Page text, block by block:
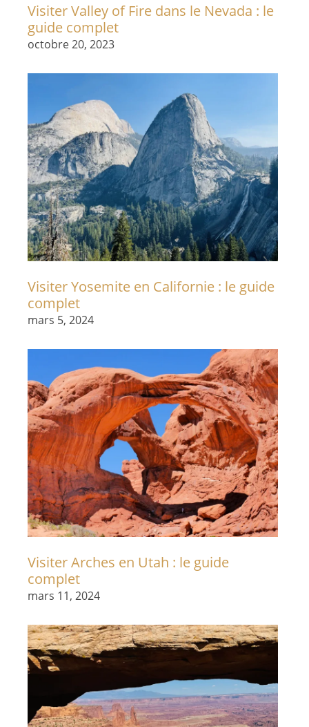
Visiter Valley of Fire dans le Nevada : le
guide complet
octobre 20, 2023
Visiter Yosemite en Californie : le guide
complet
mars 5, 2024
Visiter Arches en Utah : le guide
complet
mars 11, 2024